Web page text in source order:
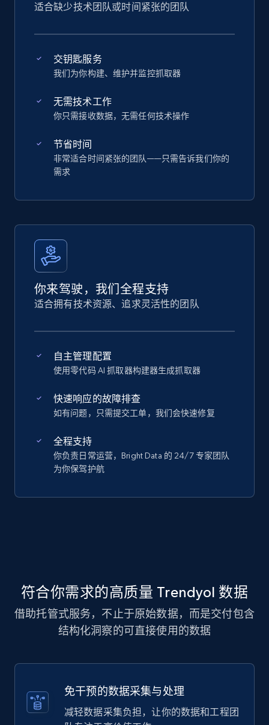
适合缺少技术团队或时间紧张的团队
交钥匙服务
我们为你构建、维护并监控抓取器
无需技术工作
你只需接收数据，无需任何技术操作
节省时间
非常适合时间紧张的团队——只需告诉我们你的
需求
你来驾驶，我们全程支持
适合拥有技术资源、追求灵活性的团队
自主管理配置
使用零代码 AI 抓取器构建器生成抓取器
快速响应的故障排查
如有问题，只需提交工单，我们会快速修复
全程支持
你负责日常运营，Bright Data 的 24/7 专家团队
为你保驾护航
符合你需求的高质量 Trendyol 数据
借助托管式服务，不止于原始数据，而是交付包含
结构化洞察的可直接使用的数据
免干预的数据采集与处理
减轻数据采集负担，让你的数据和工程团